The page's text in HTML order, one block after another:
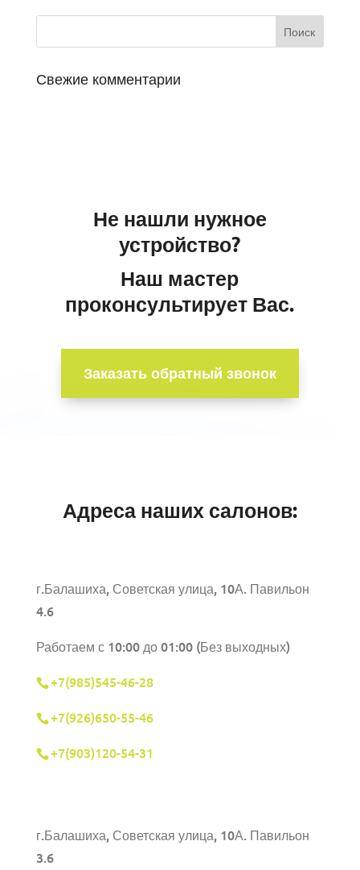
Свежие комментарии
Не нашли нужное
устройство?
Наш мастер
проконсультирует Вас.
Заказать обратный звонок
Адреса наших салонов:
г.Балашиха, Советская улица, 10А. Павильон
4.6
Работаем с 10:00 до 01:00 (Без выходных)
+7(985)545-46-28
+7(926)650-55-46
+7(903)120-54-31
г.Балашиха, Советская улица, 10А. Павильон
3.6